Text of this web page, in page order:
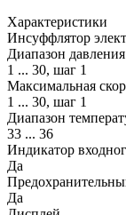
Характеристики
Инсуффлятор
Диапазон
1 ... 30, шаг 1
Максимальная
1 ... 30, шаг 1
Диапазон
33 ... 36
Индикатор
Да
Да